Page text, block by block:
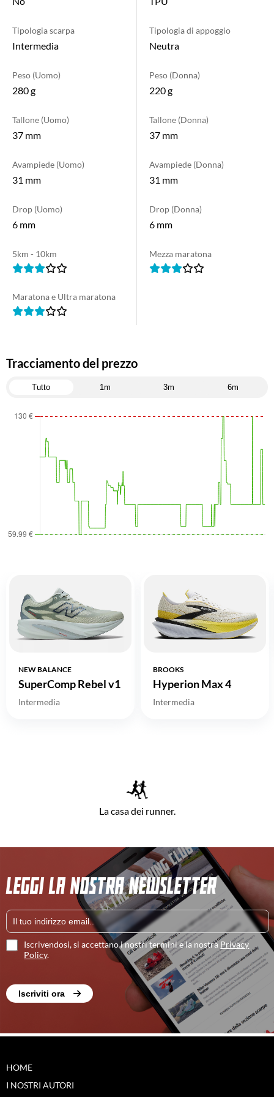
Tipologia scarpa
Intermedia
Tipologia di appoggio
Neutra
Peso (Uomo)
280 g
Peso (Donna)
220 g
Tallone (Uomo)
37 mm
Tallone (Donna)
37 mm
Avampiede (Uomo)
31 mm
Avampiede (Donna)
31 mm
Drop (Uomo)
6 mm
Drop (Donna)
6 mm
5km - 10km Mezza maratona
Maratona e Ultra maratona
Tracciamento del prezzo
Tutto 1m 3m 6m
NEW BALANCE
SuperComp Rebel v1
Intermedia
BROOKS
Hyperion Max 4
Intermedia
La casa dei runner.
LEGGI LA NOSTRA NEWSLETTER
Iscrivendosi, si accettano i nostri termini e la nostraPrivacy
Policy.
Iscriviti ora
HOME
I NOSTRI AUTORI